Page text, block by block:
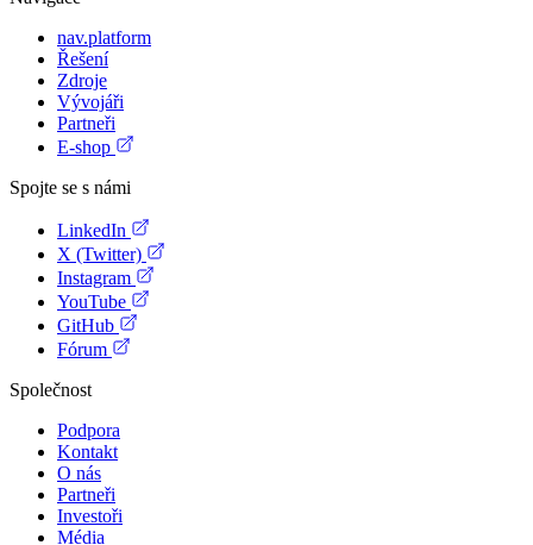
nav.platform
Řešení
Zdroje
Vývojáři
Partneři
E-shop
Spojte se s námi
LinkedIn
X (Twitter)
Instagram
YouTube
GitHub
Fórum
Společnost
Podpora
Kontakt
O nás
Partneři
Investoři
Média